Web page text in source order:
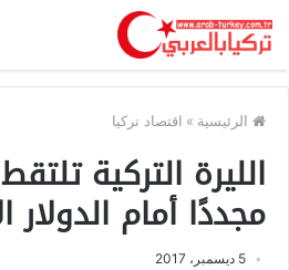
الرئيسية » اقتصاد تركيا
الليرة التركية
مجددًا أمام الدولار
5 ديسمبر، 2017